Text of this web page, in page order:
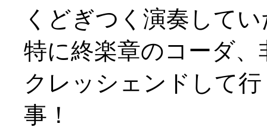
くどぎつく演奏して
特に終楽章のコーダ
クレッシェンドして
事！